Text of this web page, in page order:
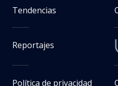
Tendencias
Reportajes
Política de privacidad